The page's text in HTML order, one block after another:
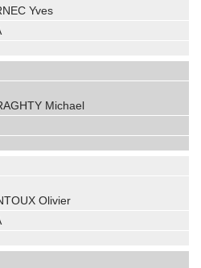
Yves
Michael
Olivier